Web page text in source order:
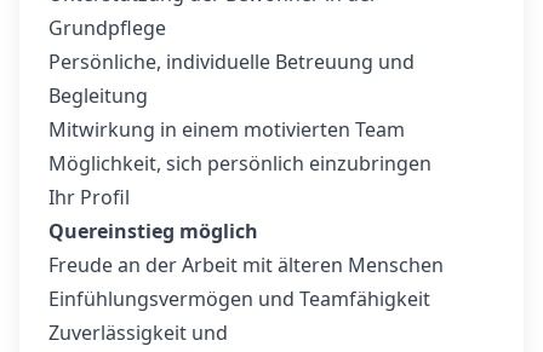
Grundpflege
Persönliche, individuelle Betreuung und
Begleitung
Mitwirkung in einem motivierten Team
Möglichkeit, sich persönlich einzubringen
Ihr Profil
Quereinstieg möglich
Freude an der Arbeit mit älteren Menschen
Einfühlungsvermögen und Teamfähigkeit
Zuverlässigkeit und